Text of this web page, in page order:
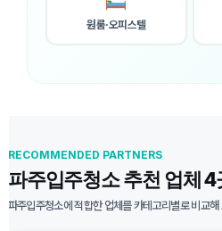
원룸·오피스텔
RECOMMENDED PARTNERS
파주입주청소 추천 업체 4
파주입주청소에 적합한 업체를 카테고리별로 비교해